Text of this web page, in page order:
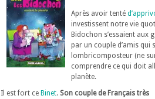
Après avoir tenté
investissent notre vie
Bidochon s’essaient aux
par un couple d’amis qui
lombricomposteur (ne
comprendre ce qui doit
planète.
Il est fort ce Binet. Son couple de Français très